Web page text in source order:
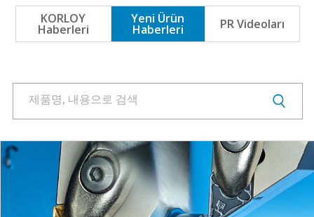
İndir
PR Merkezi
Sembol Kütüphanesi
KORLOY Müzesi
KORLOY
Haberleri
Yeni Ürün
Haberleri PR Videoları